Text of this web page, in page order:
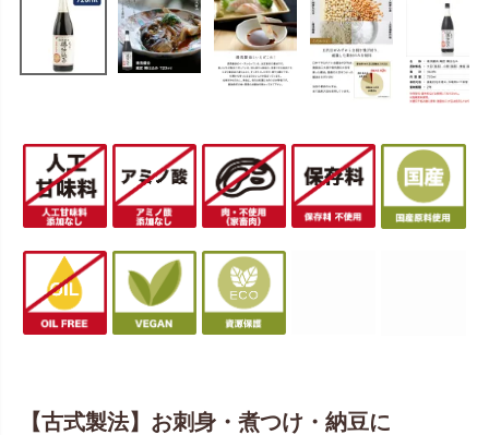
【古式製法】お刺身・煮つけ・納豆に